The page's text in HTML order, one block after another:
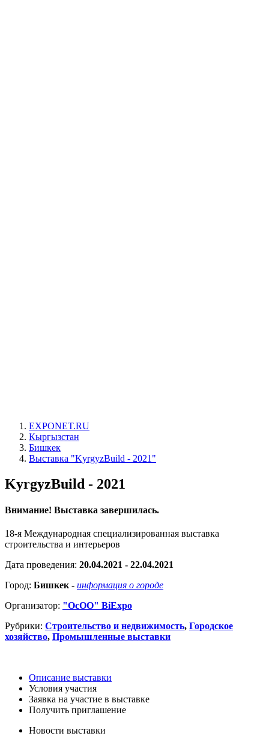
EXPONET.RU
Кыргызстан
Бишкек
Выставка "KyrgyzBuild - 2021"
KyrgyzBuild - 2021
Внимание! Выставка завершилась.
18-я Международная специализированная выставка
строительства и интерьеров
Дата проведения: 20.04.2021 - 22.04.2021
Город: Бишкек - информация о городе
Организатор: "ОсОО" BiExpo
Рубрики: Строительство и недвижимость, Городское
хозяйство, Промышленные выставки
Описание выставки
Условия участия
Заявка на участие в выставке
Получить приглашение
Новости выставки